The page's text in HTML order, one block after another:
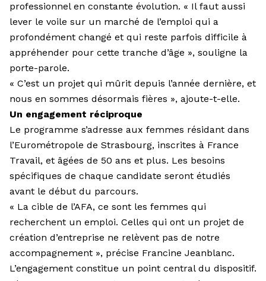
profession­nel en constante évolution. « Il faut aussi
lever le voile sur un marché de l’emploi qui a
profondément changé et qui reste parfois difficile à
appréhender pour cette tranche d’âge », souligne la
porte-parole.
« C’est un projet qui mûrit depuis l’année dernière, et
nous en sommes désormais fières », ajoute-t-elle.
Un engagement réciproque
Le programme s’adresse aux femmes résidant dans
l’Eurométropole de Strasbourg, inscrites à France
Travail, et âgées de 50 ans et plus. Les besoins
spécifiques de chaque candidate seront étudiés
avant le début du parcours.
« La cible de l’AFA, ce sont les femmes qui
recherchent un emploi. Celles qui ont un projet de
création d’entreprise ne relèvent pas de notre
accompagnement », précise Francine Jeanblanc.
L’engagement constitue un point central du dispositif.